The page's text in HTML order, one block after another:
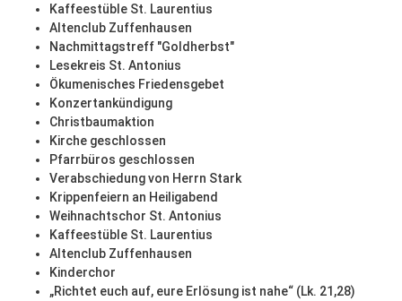
Kaffeestüble St. Laurentius
Altenclub Zuffenhausen
Nachmittagstreff "Goldherbst"
Lesekreis St. Antonius
Ökumenisches Friedensgebet
Konzertankündigung
Christbaumaktion
Kirche geschlossen
Pfarrbüros geschlossen
Verabschiedung von Herrn Stark
Krippenfeiern an Heiligabend
Weihnachtschor St. Antonius
Kaffeestüble St. Laurentius
Altenclub Zuffenhausen
Kinderchor
„Richtet euch auf, eure Erlösung ist nahe“ (Lk. 21,28)